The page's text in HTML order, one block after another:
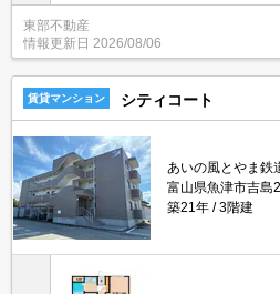
人暮らしもおすすめ。 インターネッ
大切なお車を雨や雪から守る屋内駐
東部不動産
情報更新日 2026/08/06
賃貸マンション シティコート
あいの風とやま鉄
富山県魚津市吉島
築21年
3階建